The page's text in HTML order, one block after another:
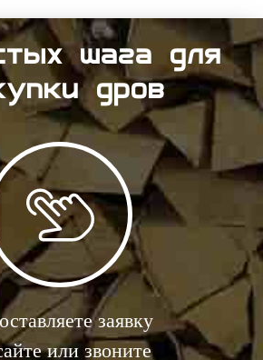
шага для
дров
заявку
или звоните